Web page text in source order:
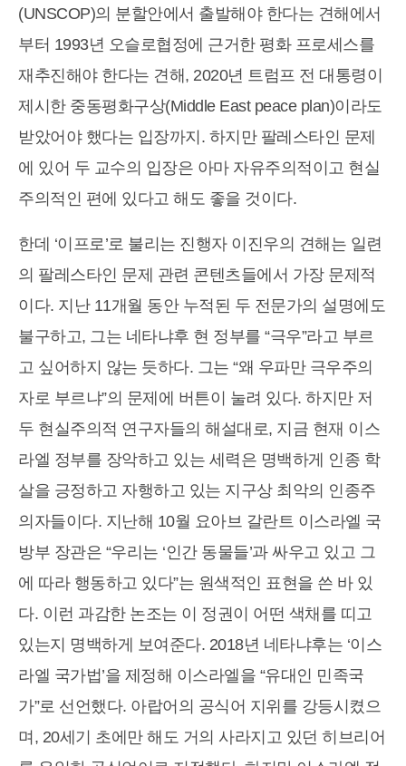
(UNSCOP)의 분할안에서 출발해야 한다는 견해에서
부터 1993년 오슬로협정에 근거한 평화 프로세스를
재추진해야 한다는 견해, 2020년 트럼프 전 대통령이
제시한 중동평화구상(Middle East peace plan)이라도
받았어야 했다는 입장까지. 하지만 팔레스타인 문제
에 있어 두 교수의 입장은 아마 자유주의적이고 현실
주의적인 편에 있다고 해도 좋을 것이다.
한데 ‘이프로’로 불리는 진행자 이진우의 견해는 일련
의 팔레스타인 문제 관련 콘텐츠들에서 가장 문제적
이다. 지난 11개월 동안 누적된 두 전문가의 설명에도
불구하고, 그는 네타냐후 현 정부를 “극우”라고 부르
고 싶어하지 않는 듯하다. 그는 “왜 우파만 극우주의
자로 부르냐”의 문제에 버튼이 눌려 있다. 하지만 저
두 현실주의적 연구자들의 해설대로, 지금 현재 이스
라엘 정부를 장악하고 있는 세력은 명백하게 인종 학
살을 긍정하고 자행하고 있는 지구상 최악의 인종주
의자들이다. 지난해 10월 요아브 갈란트 이스라엘 국
방부 장관은 “우리는 ‘인간 동물들’과 싸우고 있고 그
에 따라 행동하고 있다”는 원색적인 표현을 쓴 바 있
다. 이런 과감한 논조는 이 정권이 어떤 색채를 띠고
있는지 명백하게 보여준다. 2018년 네타냐후는 ‘이스
라엘 국가법’을 제정해 이스라엘을 “유대인 민족국
가”로 선언했다. 아랍어의 공식어 지위를 강등시켰으
며, 20세기 초에만 해도 거의 사라지고 있던 히브리어